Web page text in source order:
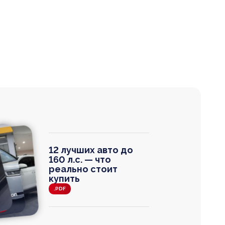
000
12 лучших авто до
160 л.с. — что
реально стоит
купить
.PDF